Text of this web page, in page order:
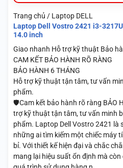
Trang chủ / Laptop DELL
Laptop Dell Vostro 2421 i3-
14.0 inch
Giao nhanh Hỗ trợ kỹ thuật Bảo
CAM KẾT BẢO HÀNH RÕ RÀNG
BẢO HÀNH 6 THÁNG
Hỗ trợ kỹ thuật tận tâm, tư vấn
phẩm.
🛡️Cam kết bảo hành rõ ràng BẢO
trợ kỹ thuật tận tâm, tư vấn minh
phẩm. Laptop Dell Vostro 2421 là
những ai tìm kiếm một chiếc máy
bỉ. Với thiết kế hiện đại và chắc
mang lại hiệu suất ổn định mà